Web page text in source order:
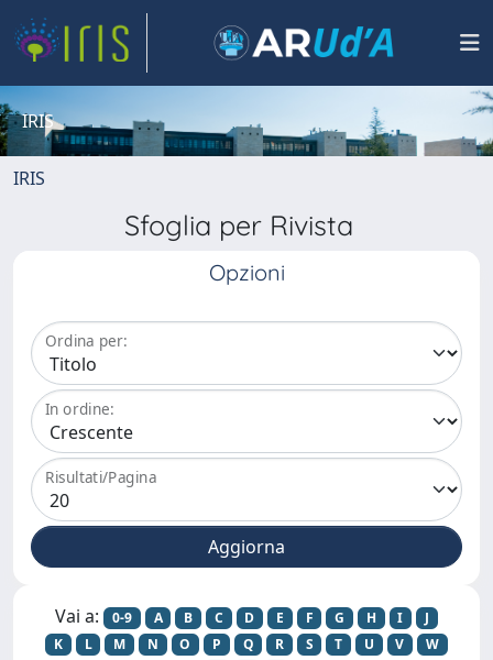
IRIS
IRIS
Sfoglia per Rivista
Opzioni
Ordina per:
In ordine:
Risultati/Pagina
Vai a: 0-9 A B C D E F G H I
J
K
L M N O P Q R S T U V
W